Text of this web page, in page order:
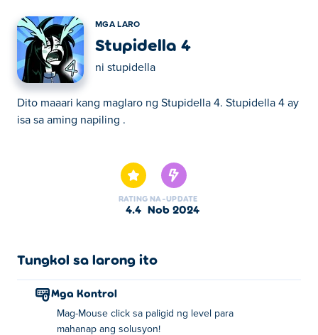
MGA LARO
Stupidella 4
ni stupidella
Dito maaari kang maglaro ng Stupidella 4. Stupidella 4 ay
isa sa aming napiling .
RATING
4.4
NA-UPDATE
Nob 2024
Tungkol sa larong ito
Mga Kontrol
Mag-Mouse click sa paligid ng level para
mahanap ang solusyon!